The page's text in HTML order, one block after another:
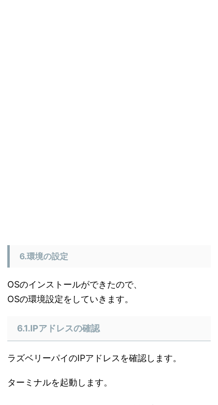
6.環境の設定
OSのインストールができたので、
OSの環境設定をしていきます。
6.1.IPアドレスの確認
ラズベリーパイのIPアドレスを確認します。
ターミナルを起動します。